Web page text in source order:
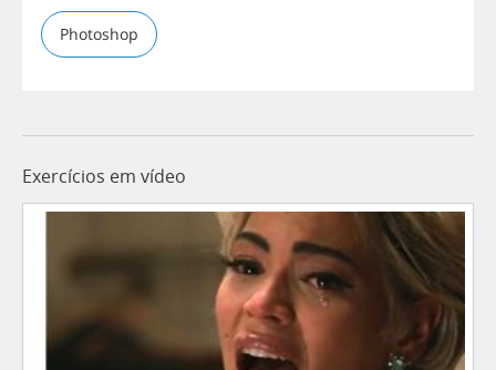
Photoshop
Exercícios em vídeo